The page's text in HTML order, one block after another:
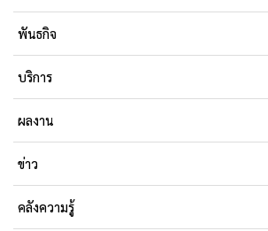
พันธกิจ
บริการ
ผลงาน
ข่าว
คลังความรู้